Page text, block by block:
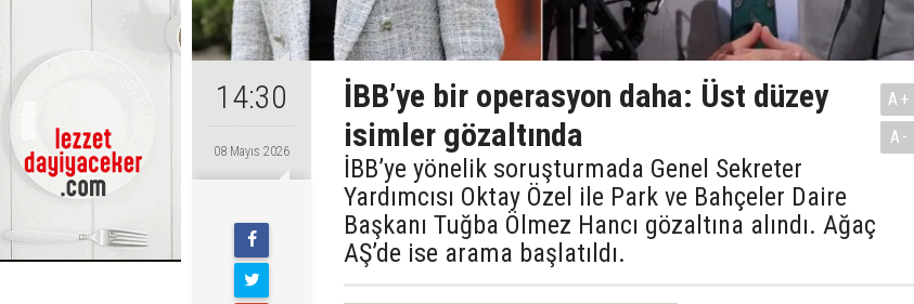
14:30
08 Mayıs 2026
İBB’ye bir operasyon daha: Üst düzey
isimler gözaltında
İBB’ye yönelik soruşturmada Genel Sekreter
Yardımcısı Oktay Özel ile Park ve Bahçeler Daire
Başkanı Tuğba Ölmez Hancı gözaltına alındı. Ağaç
AŞ’de ise arama başlatıldı.
A+
A-